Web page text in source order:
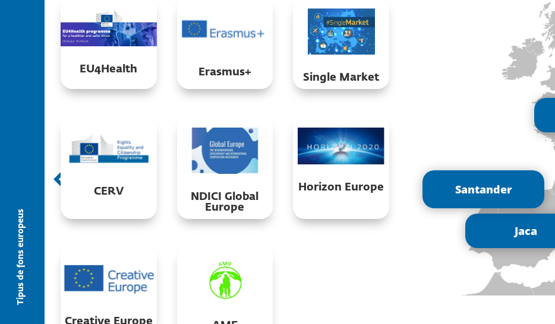
EU4Health Erasmus+ Single Market
CERV
NDICI Global
Europe
Horizon Europe Santander
Jaca
Creative Europe
Tipus de fons europeus